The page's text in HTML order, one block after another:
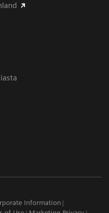
Information